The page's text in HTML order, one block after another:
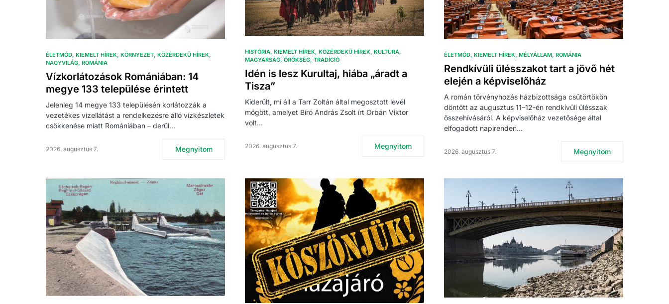
ÉLETMÓD KIEMELT HÍREK KÖRNYEZET KÖZÉRDEKŰ HÍREK
NAGYVILÁG ROMÁNIA
Vízkorlátozások Romániában: 14
megye 133 települése érintett
Jelenleg 14 megye 133 településén korlátozzák a
vezetékes vízellátást a rendelkezésre álló vízkészletek
csökkenése miatt Romániában – derül…
2026. augusztus 7. Megnyitom
HISTÓRIA KIEMELT HÍREK KÖZÉRDEKŰ HÍREK KULTÚRA
MAGYARSÁG ÖRÖKSÉG TRADÍCIÓ
Idén is lesz Kurultaj, hiába „áradt a
Tisza”
Kiderült, mi áll a Tarr Zoltán által megosztott levél
mögött, amelyet Bíró András Zsolt írt Orbán Viktor
volt…
2026. augusztus 7. Megnyitom
ÉLETMÓD KIEMELT HÍREK MÉLYÁLLAM ROMÁNIA
Rendkívüli ülésszakot tart a jövő hét
elején a képviselőház
A román törvényhozás házbizottsága csütörtökön
döntött az augusztus 11–12-én rendkívüli ülésszak
összehívásáról. A képviselőház vezetősége által
elfogadott napirenden…
2026. augusztus 7. Megnyitom